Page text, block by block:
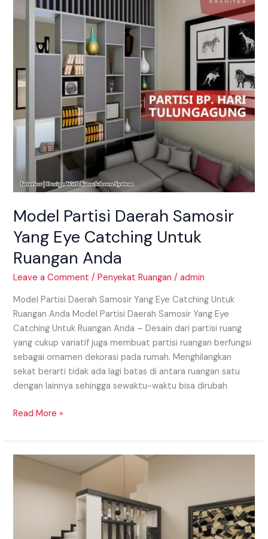
Model Partisi Daerah Samosir
Yang Eye Catching Untuk
Ruangan Anda
Leave a Comment /Penyekat Ruangan /admin
Model Partisi Daerah Samosir Yang Eye Catching Untuk
Ruangan Anda Model Partisi Daerah Samosir Yang Eye
Catching Untuk Ruangan Anda – Desain dari partisi ruang
yang cukup variatif juga membuat partisi ruangan berfungsi
sebagai ornamen dekorasi pada rumah. Menghilangkan
sekat berarti tidak ada lagi batas di antara ruangan satu
dengan lainnya sehingga sewaktu-waktu bisa dirubah
Catching
Untuk
Ruangan
Anda
Read More »
Model
Daerah